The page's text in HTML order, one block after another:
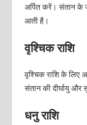
अर्पित करें। संतान के
आती है।
वृश्चिक राशि
वृश्चिक राशि के लिए
संतान की दीर्घायु और
धनु राशि